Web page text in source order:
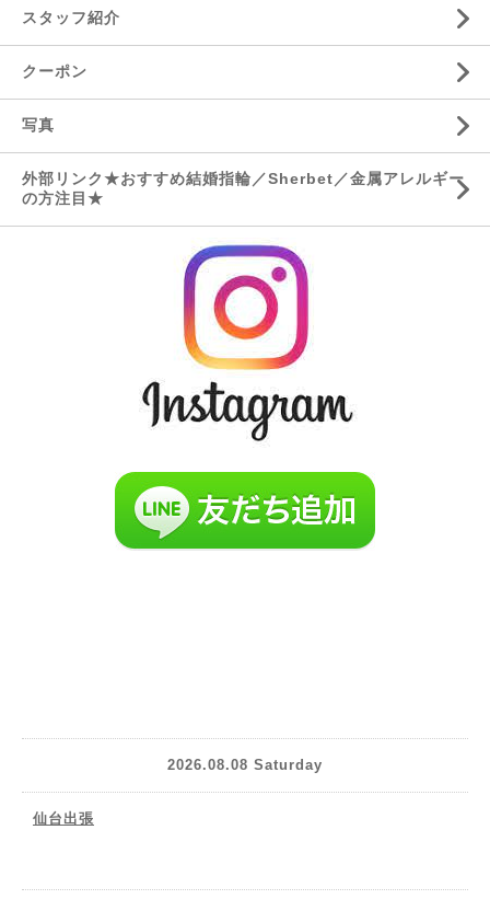
スタッフ紹介
クーポン
写真
外部リンク★おすすめ結婚指輪／Sherbet／金属アレルギー
の方注目★
2026.08.08 Saturday
仙台出張